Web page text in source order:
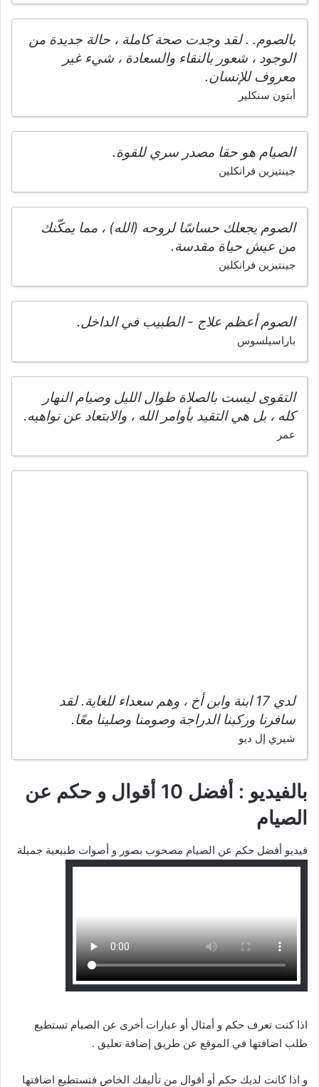
بالصوم. . لقد وجدت صحة كاملة ، حالة جديدة من
الوجود ، شعور بالنقاء والسعادة ، شيء غير
معروف للإنسان.
أبتون سنكلير
الصيام هو حقا مصدر سري للقوة.
جينتيزين فرانكلين
الصوم يجعلك حساسًا لروحه (الله) ، مما يمكّنك
من عيش حياة مقدسة.
جينتيزين فرانكلين
الصوم أعظم علاج - الطبيب في الداخل.
باراسيلسوس
التقوى ليست بالصلاة طوال الليل وصيام النهار
كله ، بل هي التقيد بأوامر الله ، والابتعاد عن نواهيه.
عمر
لدي 17 ابنة وابن أخ ، وهم سعداء للغاية. لقد
سافرنا وركبنا الدراجة وصومنا وصلينا معًا.
شيري إل ديو
بالفيديو : أفضل 10 أقوال و حكم عن
الصيام
فيديو أفضل حكم عن الصيام مصحوب بصور و أصوات طبيعية جميلة
اذا كنت تعرف حكم و أمثال أو عبارات أخرى عن الصيام تستطيع
طلب اضافتها في الموقع عن طريق إضافة تعليق .
و اذا كانت لديك حكم أو أقوال من تأليفك الخاص فتستطيع اضافتها